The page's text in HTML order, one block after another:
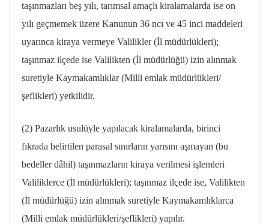
taşınmazları beş yılı, tarımsal amaçlı kiralamalarda ise on
yılı geçmemek üzere Kanunun 36 ncı ve 45 inci maddeleri
uyarınca kiraya vermeye Valilikler (İl müdürlükleri);
taşınmaz ilçede ise Valilikten (İl müdürlüğü) izin alınmak
suretiyle Kaymakamlıklar (Milli emlak müdürlükleri/
şeflikleri) yetkilidir.
(2) Pazarlık usulüyle yapılacak kiralamalarda, birinci
fıkrada belirtilen parasal sınırların yarısını aşmayan (bu
bedeller dâhil) taşınmazların kiraya verilmesi işlemleri
Valiliklerce (İl müdürlükleri); taşınmaz ilçede ise, Valilikten
(İl müdürlüğü) izin alınmak suretiyle Kaymakamlıklarca
(Milli emlak müdürlükleri/şeflikleri) yapılır.